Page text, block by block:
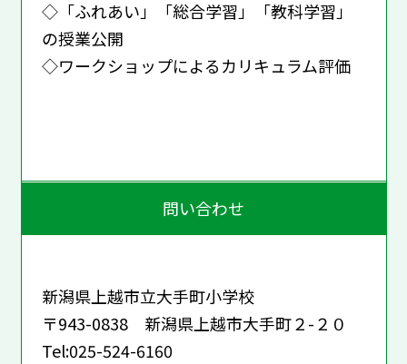
◇「ふれあい」「総合学習」「教科学習」
の授業公開
◇ワークショップによるカリキュラム評価
問い合わせ
新潟県上越市立大手町小学校
〒943-0838 新潟県上越市大手町２-２０
Tel:025-524-6160